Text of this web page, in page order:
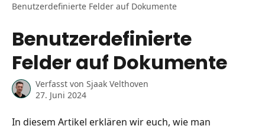
Benutzerdefinierte Felder auf Dokumente
Benutzerdefinierte
Felder auf Dokumente
Verfasst von Sjaak Velthoven
27. Juni 2024
In diesem Artikel erklären wir euch, wie man